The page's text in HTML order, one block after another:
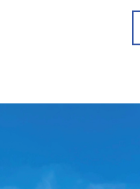
de
1